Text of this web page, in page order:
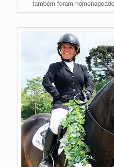
também foram